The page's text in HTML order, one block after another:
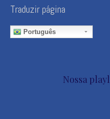
Traduzir página
Português
Nossa